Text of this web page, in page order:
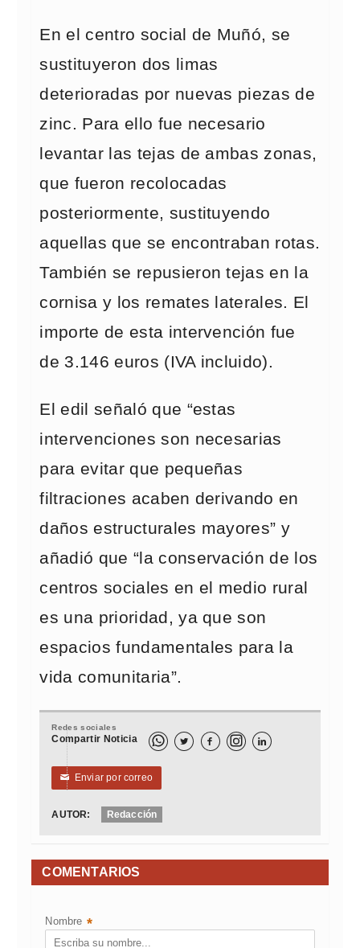
En el centro social de Muñó, se
sustituyeron dos limas
deterioradas por nuevas piezas de
zinc. Para ello fue necesario
levantar las tejas de ambas zonas,
que fueron recolocadas
posteriormente, sustituyendo
aquellas que se encontraban rotas.
También se repusieron tejas en la
cornisa y los remates laterales. El
importe de esta intervención fue
de 3.146 euros (IVA incluido).
El edil señaló que “estas
intervenciones son necesarias
para evitar que pequeñas
filtraciones acaben derivando en
daños estructurales mayores” y
añadió que “la conservación de los
centros sociales en el medio rural
es una prioridad, ya que son
espacios fundamentales para la
vida comunitaria”.
Redes sociales
Compartir Noticia   
✉ Enviar por correo
AUTOR: Redacción
COMENTARIOS
Nombre *